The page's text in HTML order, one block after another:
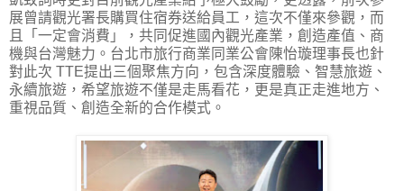
展曾請觀光署長購買住宿券送給員工，這次不僅來參觀，而
且「一定會消費」，共同促進國內觀光產業，創造產值、商
機與台灣魅力。台北市旅行商業同業公會陳怡璇理事長也針
對此次 TTE提出三個聚焦方向，包含深度體驗、智慧旅遊、
永續旅遊，希望旅遊不僅是走馬看花，更是真正走進地方、
重視品質、創造全新的合作模式。